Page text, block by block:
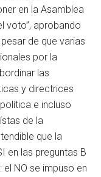
en la Asamblea
voto”, aprobando
de que varias
por la
las
y directrices
e incluso
de la
que la
en las preguntas B
NO se impuso en